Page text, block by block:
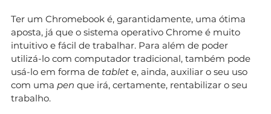
Ter um Chromebook é, garantidamente, uma ótima
aposta, já que o sistema operativo Chrome é muito
intuitivo e fácil de trabalhar. Para além de poder
utilizá-lo com computador tradicional, também pode
usá-lo em forma de tablet e, ainda, auxiliar o seu uso
com uma pen que irá, certamente, rentabilizar o seu
trabalho.